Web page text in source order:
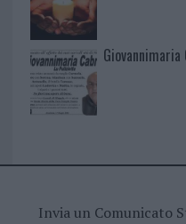
Giovannimaria
Invia un Comunicato